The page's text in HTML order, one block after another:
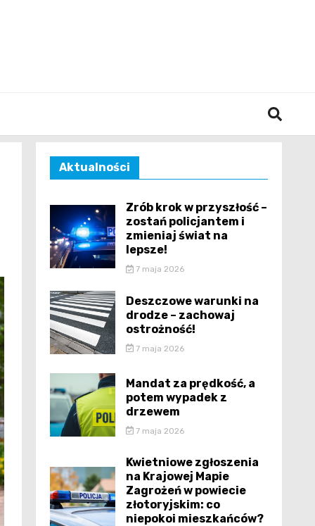
Aktualności
Zrób krok w przyszłość –
zostań policjantem i
zmieniaj świat na
lepsze!
7 maja 2026
Deszczowe warunki na
drodze – zachowaj
ostrożność!
7 maja 2026
Mandat za prędkość, a
potem wypadek z
drzewem
7 maja 2026
Kwietniowe zgłoszenia
na Krajowej Mapie
Zagrożeń w powiecie
złotoryjskim: co
niepokoi mieszkańców?